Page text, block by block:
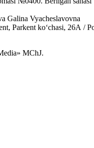
Galina Vyacheslavovna
Parkent ko‘chasi, 26А /
MChJ.